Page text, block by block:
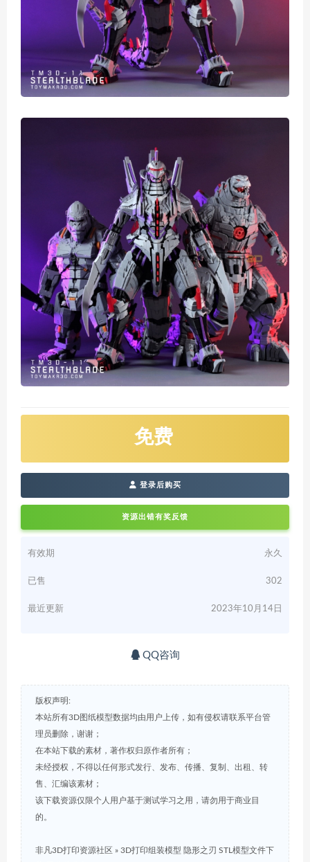
免费
登录后购买
资源出错有奖反馈
有效期 永久
已售 302
最近更新 2023年10月14日
QQ咨询
版权声明:
本站所有3D图纸模型数据均由用户上传，如有侵权请联系平台管
理员删除，谢谢；
在本站下载的素材，著作权归原作者所有；
未经授权，不得以任何形式发行、发布、传播、复制、出租、转
售、汇编该素材；
该下载资源仅限个人用户基于测试学习之用，请勿用于商业目
的。
非凡3D打印资源社区 » 3D打印组装模型 隐形之刃 STL模型文件下